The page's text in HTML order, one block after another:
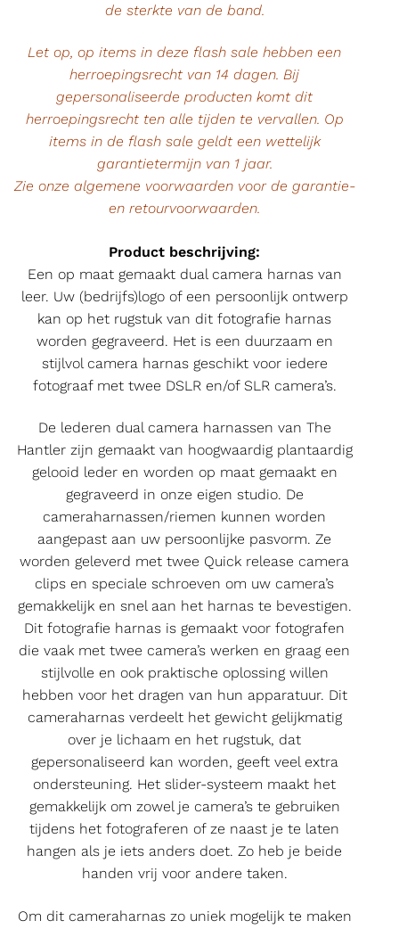
de sterkte van de band.
Let op, op items in deze flash sale hebben een
herroepingsrecht van 14 dagen. Bij
gepersonaliseerde producten komt dit
herroepingsrecht ten alle tijden te vervallen. Op
items in de flash sale geldt een wettelijk
garantietermijn van 1 jaar.
Zie onze algemene voorwaarden voor de garantie-
en retourvoorwaarden.
Product beschrijving:
Een op maat gemaakt dual camera harnas van
leer. Uw (bedrijfs)logo of een persoonlijk ontwerp
kan op het rugstuk van dit fotografie harnas
worden gegraveerd. Het is een duurzaam en
stijlvol camera harnas geschikt voor iedere
fotograaf met twee DSLR en/of SLR camera’s.
De lederen dual camera harnassen van The
Hantler zijn gemaakt van hoogwaardig plantaardig
gelooid leder en worden op maat gemaakt en
gegraveerd in onze eigen studio. De
cameraharnassen/riemen kunnen worden
aangepast aan uw persoonlijke pasvorm. Ze
worden geleverd met twee Quick release camera
clips en speciale schroeven om uw camera’s
gemakkelijk en snel aan het harnas te bevestigen.
Dit fotografie harnas is gemaakt voor fotografen
die vaak met twee camera’s werken en graag een
stijlvolle en ook praktische oplossing willen
hebben voor het dragen van hun apparatuur. Dit
cameraharnas verdeelt het gewicht gelijkmatig
over je lichaam en het rugstuk, dat
gepersonaliseerd kan worden, geeft veel extra
ondersteuning. Het slider-systeem maakt het
gemakkelijk om zowel je camera’s te gebruiken
tijdens het fotograferen of ze naast je te laten
hangen als je iets anders doet. Zo heb je beide
handen vrij voor andere taken.
Om dit cameraharnas zo uniek mogelijk te maken